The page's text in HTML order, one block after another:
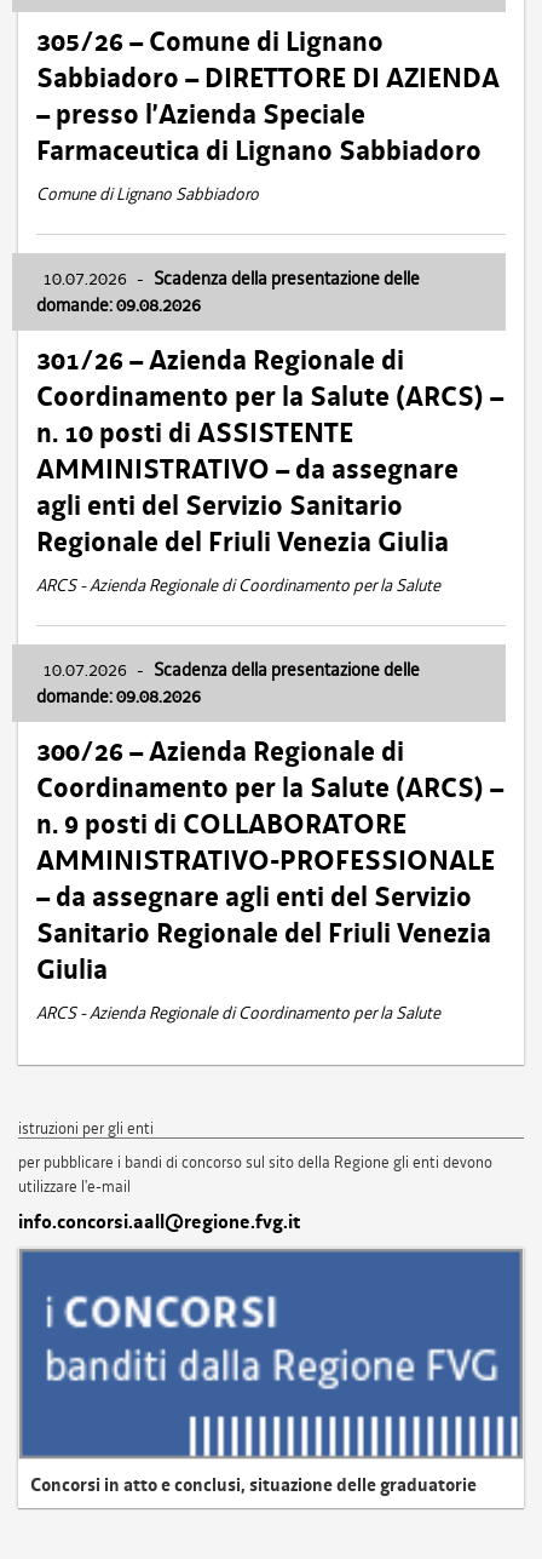
305/26 – Comune di Lignano
Sabbiadoro – DIRETTORE DI AZIENDA
– presso l’Azienda Speciale
Farmaceutica di Lignano Sabbiadoro
Comune di Lignano Sabbiadoro
10.07.2026 - Scadenza della presentazione delle
domande: 09.08.2026
301/26 – Azienda Regionale di
Coordinamento per la Salute (ARCS) –
n. 10 posti di ASSISTENTE
AMMINISTRATIVO – da assegnare
agli enti del Servizio Sanitario
Regionale del Friuli Venezia Giulia
ARCS - Azienda Regionale di Coordinamento per la Salute
10.07.2026 - Scadenza della presentazione delle
domande: 09.08.2026
300/26 – Azienda Regionale di
Coordinamento per la Salute (ARCS) –
n. 9 posti di COLLABORATORE
AMMINISTRATIVO-PROFESSIONALE
– da assegnare agli enti del Servizio
Sanitario Regionale del Friuli Venezia
Giulia
ARCS - Azienda Regionale di Coordinamento per la Salute
istruzioni per gli enti
per pubblicare i bandi di concorso sul sito della Regione gli enti devono
utilizzare l'e-mail
info.concorsi.aall@regione.fvg.it
Concorsi in atto e conclusi, situazione delle graduatorie